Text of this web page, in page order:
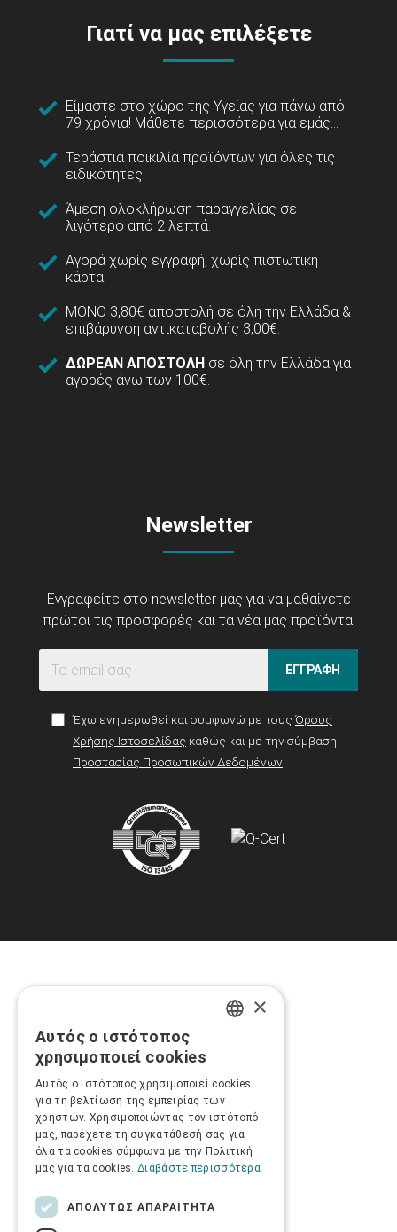
Γιατί να μας επιλέξετε
Είμαστε στο χώρο της Υγείας για πάνω από
79 χρόνια! Μάθετε περισσότερα για εμάς...
Τεράστια ποικιλία προϊόντων για όλες τις
ειδικότητες.
Άμεση ολοκλήρωση παραγγελίας σε
λιγότερο από 2 λεπτά.
Αγορά χωρίς εγγραφή, χωρίς πιστωτική
κάρτα.
ΜΟΝΟ 3,80€ αποστολή σε όλη την Ελλάδα &
επιβάρυνση αντικαταβολής 3,00€.
ΔΩΡΕΑΝ ΑΠΟΣΤΟΛΗ σε όλη την Ελλάδα για
αγορές άνω των 100€.
Newsletter
Εγγραφείτε στο newsletter μας για να μαθαίνετε
πρώτοι τις προσφορές και τα νέα μας προϊόντα!
ΕΓΓΡΑΦΗ
Έχω ενημερωθεί και συμφωνώ με τους Όρους
Χρήσης Ιστοσελίδας καθώς και με την σύμβαση
Προστασίας Προσωπικών Δεδομένων
×
Αυτός ο ιστότοπος
χρησιμοποιεί cookies
Αυτός ο ιστότοπος χρησιμοποιεί cookies
για τη βελτίωση της εμπειρίας των
χρηστών. Χρησιμοποιώντας τον ιστότοπό
μας, παρέχετε τη συγκατάθεσή σας για
όλα τα cookies σύμφωνα με την Πολιτική
μας για τα cookies. Διαβάστε περισσότερα
ΑΠΟΛΎΤΩΣ ΑΠΑΡΑΊΤΗΤΑ